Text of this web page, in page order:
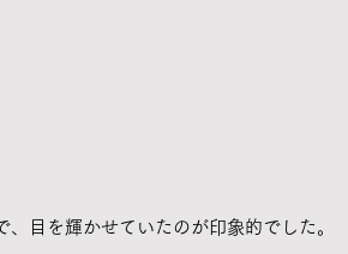
目を輝かせていたのが印象的でした。